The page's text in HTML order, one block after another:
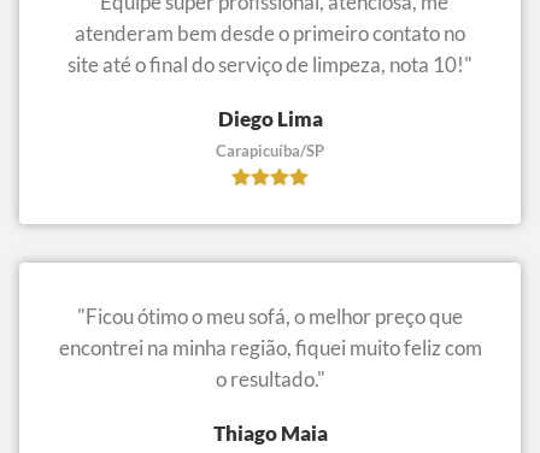
atenderam bem desde o primeiro contato no
site até o final do serviço de limpeza, nota 10!"
Diego Lima
Carapicuíba/SP
"Ficou ótimo o meu sofá, o melhor preço que
encontrei na minha região, fiquei muito feliz com
o resultado."
Thiago Maia